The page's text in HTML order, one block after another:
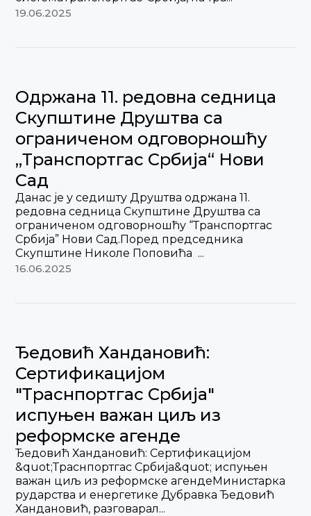
19.06.2025
Одржана 11. редовна седница
Скупштине Друштва са
ограниченом одговорношћу
„Транспортгас Србија“ Нови
Сад
Данас је у седишту Друштва одржана 11.
редовна седница Скупштине Друштва са
ограниченом одговорношћу “Транспортгас
Србија” Нови Сад.Поред председника
Скупштине Николе Поповића ...
16.06.2025
Ђедовић Хандановић:
Сертификацијом
"Траснпортгас Србија"
испуњен важан циљ из
реформске агенде
Ђедовић Хандановић: Сертификацијом
&quot;Траснпортгас Србија&quot; испуњен
важан циљ из реформске агендеМинистарка
рударства и енергетике Дубравка Ђедовић
Хандановић, разговарал...